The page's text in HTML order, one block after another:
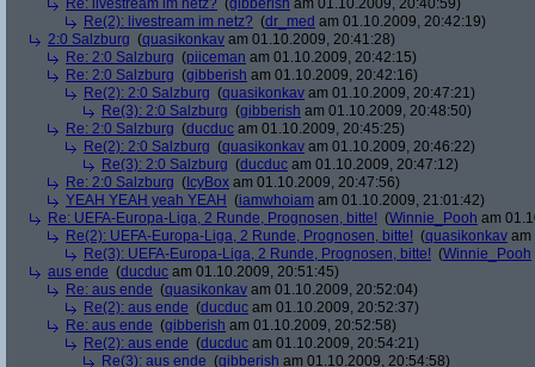
Re: livestream im netz? (gibberish am 01.10.2009, 20:40:59)
Re(2): livestream im netz? (dr_med am 01.10.2009, 20:42:19)
2:0 Salzburg (quasikonkav am 01.10.2009, 20:41:28)
Re: 2:0 Salzburg (piiceman am 01.10.2009, 20:42:15)
Re: 2:0 Salzburg (gibberish am 01.10.2009, 20:42:16)
Re(2): 2:0 Salzburg (quasikonkav am 01.10.2009, 20:47:21)
Re(3): 2:0 Salzburg (gibberish am 01.10.2009, 20:48:50)
Re: 2:0 Salzburg (ducduc am 01.10.2009, 20:45:25)
Re(2): 2:0 Salzburg (quasikonkav am 01.10.2009, 20:46:22)
Re(3): 2:0 Salzburg (ducduc am 01.10.2009, 20:47:12)
Re: 2:0 Salzburg ( IcyBox am 01.10.2009, 20:47:56)
YEAH YEAH yeah YEAH (iamwhoiam am 01.10.2009, 21:01:42)
Re: UEFA-Europa-Liga, 2 Runde, Prognosen, bitte! (Winnie_Pooh am
Re(2): UEFA-Europa-Liga, 2 Runde, Prognosen, bitte! (quasikonkav am
Re(3): UEFA-Europa-Liga, 2 Runde, Prognosen, bitte! (Winnie_Pooh
aus ende (ducduc am 01.10.2009, 20:51:45)
Re: aus ende (quasikonkav am 01.10.2009, 20:52:04)
Re(2): aus ende (ducduc am 01.10.2009, 20:52:37)
Re: aus ende (gibberish am 01.10.2009, 20:52:58)
Re(2): aus ende (ducduc am 01.10.2009, 20:54:21)
Re(3): aus ende (gibberish am 01.10.2009, 20:54:58)